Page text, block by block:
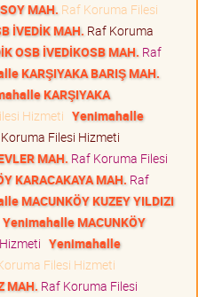
MAH. Raf Koruma Filesi
İVEDİK MAH. Raf Koruma
OSB İVEDİKOSB MAH. Raf
KARŞIYAKA BARIŞ MAH.
KARŞIYAKA
Hizmeti Yenimahalle
Filesi Hizmeti
MAH. Raf Koruma Filesi
KARACAKAYA MAH. Raf
MACUNKÖY KUZEY YILDIZI
Yenimahalle MACUNKÖY
Yenimahalle
Filesi Hizmeti
MAH. Raf Koruma Filesi